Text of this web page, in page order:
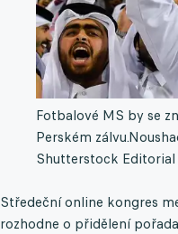
Fotbalové MS by se
Perském zálvu.
Shutterstock
Středeční online kongres
rozhodne o přidělení